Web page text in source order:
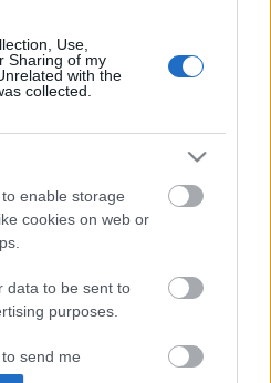
Use,
Sharing of my
with the
collected.
enable storage
cookies on web or
data to be sent to
purposes.
send me
Ezt csinálod
Adatkezelési tájékoztató
RSS
Süti beállítások